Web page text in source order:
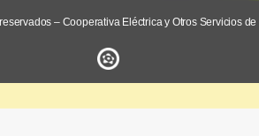
– Cooperativa Eléctrica y Otros Servicios